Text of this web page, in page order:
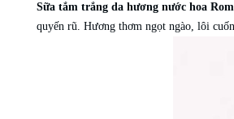
Sữa tắm trắng da hương nước hoa
quyến rũ. Hương thơm ngọt ngào, lôi